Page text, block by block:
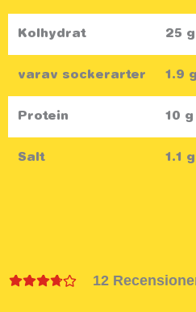
Kolhydrat 25 g
varav sockerarter 1.9 g
Protein 10 g
Salt 1.1 g
12